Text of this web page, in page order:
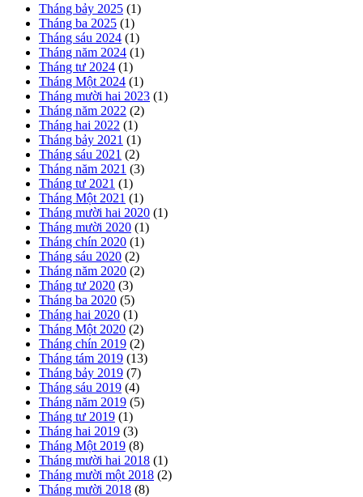
Tháng bảy 2025 (1)
Tháng ba 2025 (1)
Tháng sáu 2024 (1)
Tháng năm 2024 (1)
Tháng tư 2024 (1)
Tháng Một 2024 (1)
Tháng mười hai 2023 (1)
Tháng năm 2022 (2)
Tháng hai 2022 (1)
Tháng bảy 2021 (1)
Tháng sáu 2021 (2)
Tháng năm 2021 (3)
Tháng tư 2021 (1)
Tháng Một 2021 (1)
Tháng mười hai 2020 (1)
Tháng mười 2020 (1)
Tháng chín 2020 (1)
Tháng sáu 2020 (2)
Tháng năm 2020 (2)
Tháng tư 2020 (3)
Tháng ba 2020 (5)
Tháng hai 2020 (1)
Tháng Một 2020 (2)
Tháng chín 2019 (2)
Tháng tám 2019 (13)
Tháng bảy 2019 (7)
Tháng sáu 2019 (4)
Tháng năm 2019 (5)
Tháng tư 2019 (1)
Tháng hai 2019 (3)
Tháng Một 2019 (8)
Tháng mười hai 2018 (1)
Tháng mười một 2018 (2)
Tháng mười 2018 (8)